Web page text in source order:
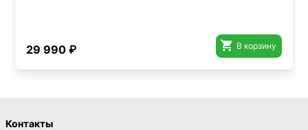
29 990 ₽  В корзину
Контакты